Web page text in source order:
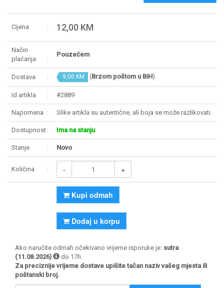
Cijena 12,00 KM
Način
plaćanja
Pouzećem
Dostava 9,00 KM (Brzom poštom u BiH)
Id artikla #2889
Napomena Slike artikla su autentične, ali boja se može razlikovati
Dostupnost Ima na stanju
Stanje Novo
Količina - +
Kupi odmah
Dodaj u korpu
Ako naručite odmah očekivano vrijeme isporuke je: sutra
(11.08.2026)
do 17h.
Za preciznije vrijeme dostave upišite tačan naziv vašeg mjesta ili
poštanski broj.